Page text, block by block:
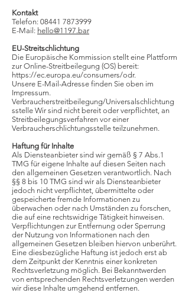
Kontakt
Telefon: 08441 7873999
E-Mail: hello@1197.bar
EU-Streitschlichtung
Die Europäische Kommission stellt eine Plattform
zur Online-Streitbeilegung (OS) bereit:
https://ec.europa.eu/consumers/odr.
Unsere E-Mail-Adresse finden Sie oben im
Impressum.
Verbraucherstreitbeilegung/Universalschlichtung
sstelle Wir sind nicht bereit oder verpflichtet, an
Streitbeilegungsverfahren vor einer
Verbraucherschlichtungsstelle teilzunehmen.
Haftung für Inhalte
Als Diensteanbieter sind wir gemäß § 7 Abs.1
TMG für eigene Inhalte auf diesen Seiten nach
den allgemeinen Gesetzen verantwortlich. Nach
§§ 8 bis 10 TMG sind wir als Diensteanbieter
jedoch nicht verpflichtet, übermittelte oder
gespeicherte fremde Informationen zu
überwachen oder nach Umständen zu forschen,
die auf eine rechtswidrige Tätigkeit hinweisen.
Verpflichtungen zur Entfernung oder Sperrung
der Nutzung von Informationen nach den
allgemeinen Gesetzen bleiben hiervon unberührt.
Eine diesbezügliche Haftung ist jedoch erst ab
dem Zeitpunkt der Kenntnis einer konkreten
Rechtsverletzung möglich. Bei Bekanntwerden
von entsprechenden Rechtsverletzungen werden
wir diese Inhalte umgehend entfernen.